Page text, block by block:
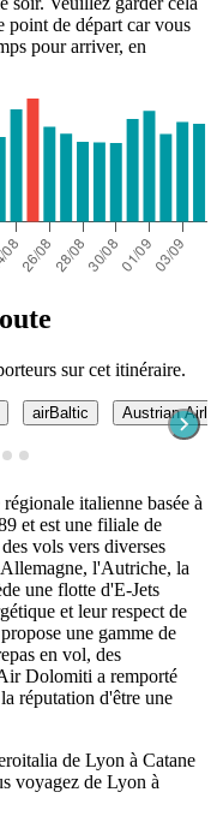
point de départ car vous
pour arriver, en
sur cet itinéraire.
airBaltic Austrian
italienne basée à
et est une filiale de
vols vers diverses
l'Autriche, la
une flotte d'E-Jets
et leur respect de
une gamme de
en vol, des
Dolomiti a remporté
réputation d'être une
de Lyon à Catane
voyagez de Lyon à